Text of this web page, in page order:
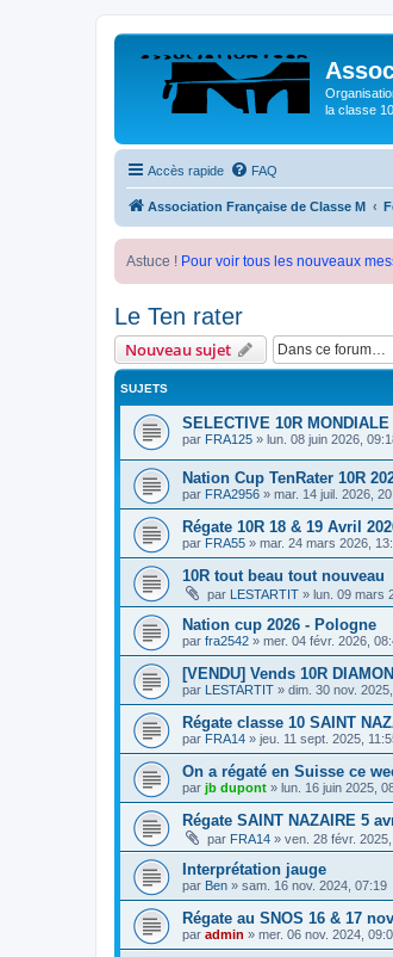
la classe
Accès rapide FAQ
Association Française de Classe M
Astuce ! Pour voir tous les nouveaux
Le Ten rater
Nouveau sujet
SUJETS
SELECTIVE 10R
par FRA125 » lun. 08 juin 2026,
Nation Cup TenRater 10R
par FRA2956 » mar. 14 juil. 2026,
Régate 10R 18 & 19 Avril
par FRA55 » mar. 24 mars 2026,
10R tout beau tout nouveau
par LESTARTIT » lun. 09 mars
Nation cup 2026 - Pologne
par fra2542 » mer. 04 févr. 2026,
[VENDU] Vends 10R
par LESTARTIT » dim. 30 nov.
Régate classe 10 SAINT
par FRA14 » jeu. 11 sept. 2025,
On a régaté en Suisse ce
par jb dupont » lun. 16 juin 2025,
Régate SAINT NAZAIRE 5
par FRA14 » ven. 28 févr.
Interprétation jauge
par Ben » sam. 16 nov. 2024, 07:19
Régate au SNOS 16 & 17
par admin » mer. 06 nov. 2024,